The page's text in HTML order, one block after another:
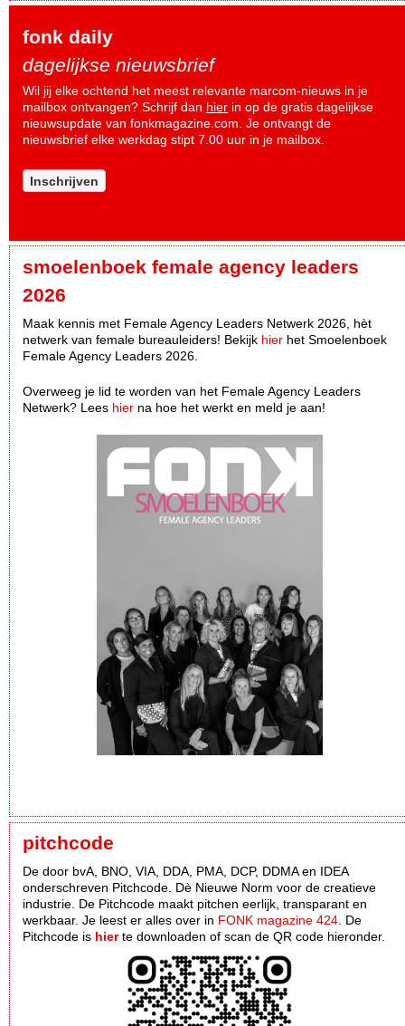
fonk daily
dagelijkse nieuwsbrief
Wil jij elke ochtend het meest relevante marcom-nieuws in je
mailbox ontvangen? Schrijf dan hier in op de gratis dagelijkse
nieuwsupdate van fonkmagazine.com. Je ontvangt de
nieuwsbrief elke werkdag stipt 7.00 uur in je mailbox.
Inschrijven
smoelenboek female agency leaders
2026
Maak kennis met Female Agency Leaders Netwerk 2026, hèt
netwerk van female bureauleiders! Bekijk hier het Smoelenboek
Female Agency Leaders 2026.
Overweeg je lid te worden van het Female Agency Leaders
Netwerk? Lees hier na hoe het werkt en meld je aan!
pitchcode
De door bvA, BNO, VIA, DDA, PMA, DCP, DDMA en IDEA
onderschreven Pitchcode. Dè Nieuwe Norm voor de creatieve
industrie. De Pitchcode maakt pitchen eerlijk, transparant en
werkbaar. Je leest er alles over in FONK magazine 424. De
Pitchcode is hierte downloaden of scan de QR code hieronder.